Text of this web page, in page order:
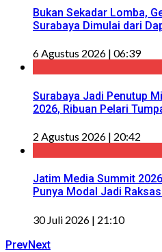
Bukan Sekadar Lomba,
Surabaya Dimulai dari
6 Agustus 2026 | 06:39
Surabaya Jadi Penutup
2026, Ribuan Pelari
2 Agustus 2026 | 20:42
Jatim Media Summit
Punya Modal Jadi
30 Juli 2026 | 21:10
PrevNext